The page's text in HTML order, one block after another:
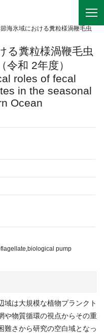
海氷域における糞粒様渦鞭毛虫
る糞粒様渦鞭毛虫
和 2年度）
roles of fecal
in the seasonal
Ocean
pump
域は大規模な植物プランクト
や物質循環の視点からその重
難さから研究の空白域となっ